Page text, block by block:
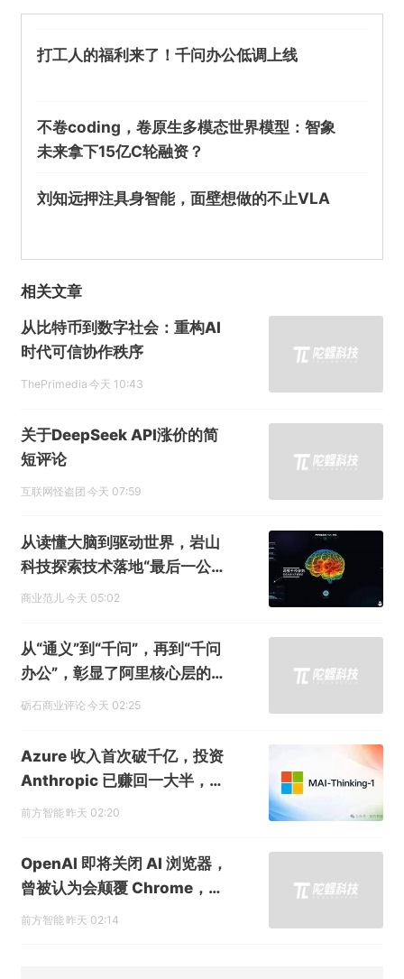
打工人的福利来了！千问办公低调上线
不卷coding，卷原生多模态世界模型：智象
未来拿下15亿C轮融资？
刘知远押注具身智能，面壁想做的不止VLA
相关文章
从比特币到数字社会：重构AI
时代可信协作秩序
ThePrimedia 今天 10:43
关于DeepSeek API涨价的简
短评论
互联网怪盗团 今天 07:59
从读懂大脑到驱动世界，岩山
科技探索技术落地“最后一公
里”
商业范儿今天 05:02
从“通义”到“千问”，再到“千问
办公”，彰显了阿里核心层的精
准决策力
砺石商业评论 今天 02:25
Azure 收入首次破千亿，投资
Anthropic 已赚回一大半，市
值单日增长 4500 亿，微软财
前方智能 昨天 02:20
OpenAI 即将关闭 AI 浏览器，
曾被认为会颠覆 Chrome，但
可能从一开始就做错了
前方智能 昨天 02:14